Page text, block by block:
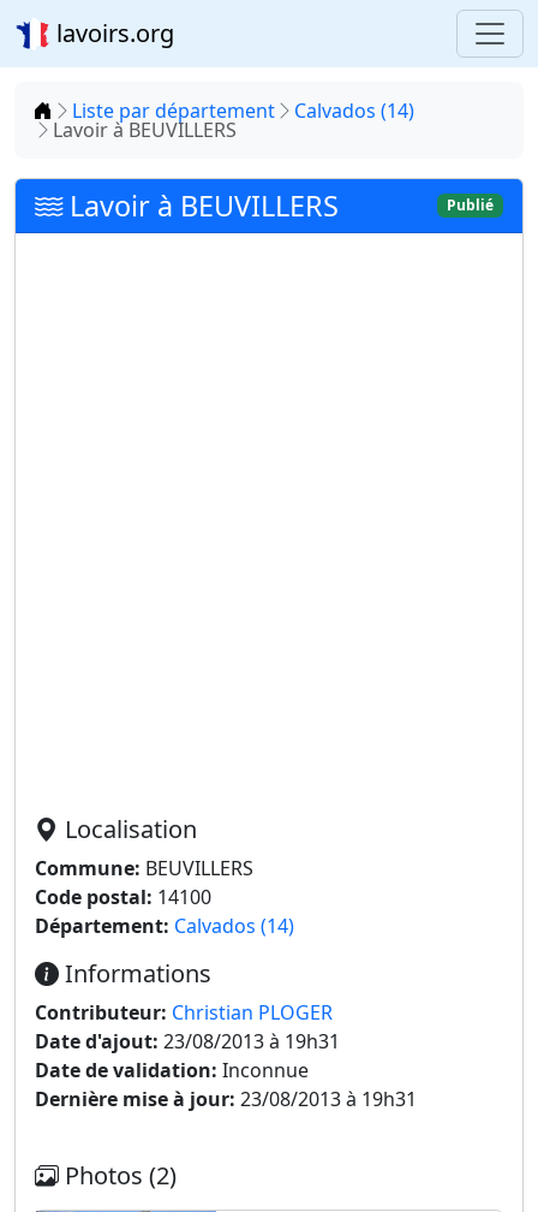
lavoirs.org
Accueil
Liste par département Calvados (14)
Lavoir à BEUVILLERS
Lavoir à BEUVILLERS Publié
Localisation
Commune: BEUVILLERS
Code postal: 14100
Département: Calvados (14)
Informations
Contributeur: Christian PLOGER
Date d'ajout: 23/08/2013 à 19h31
Date de validation: Inconnue
Dernière mise à jour: 23/08/2013 à 19h31
Photos (2)